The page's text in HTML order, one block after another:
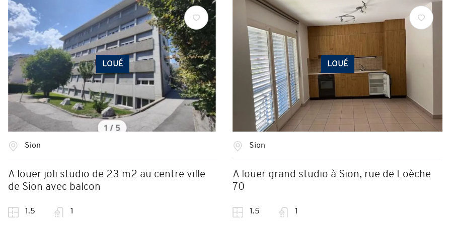
LOUÉ
Sion
A louer joli studio de 23 m2 au centre ville
de Sion avec balcon
1.5 1
LOUÉ
Sion
A louer grand studio à Sion, rue de Loèche
70
1.5 1